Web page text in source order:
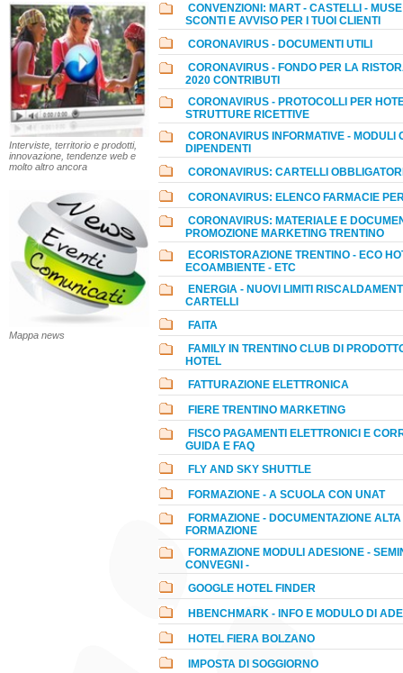
Interviste, territorio e prodotti,
innovazione, tendenze web e
molto altro ancora
Mappa news
CONVENZIONI: MART - CASTELLI -
SCONTI E AVVISO PER I TUOI CLIENTI
CORONAVIRUS - DOCUMENTI UTILI
CORONAVIRUS - FONDO PER LA
2020 CONTRIBUTI
CORONAVIRUS - PROTOCOLLI PER
STRUTTURE RICETTIVE
CORONAVIRUS INFORMATIVE - MODULI
DIPENDENTI
CORONAVIRUS: CARTELLI
CORONAVIRUS: ELENCO FARMACIE
CORONAVIRUS: MATERIALE E
PROMOZIONE MARKETING TRENTINO
ECORISTORAZIONE TRENTINO - ECO
ECOAMBIENTE - ETC
ENERGIA - NUOVI LIMITI
CARTELLI
FAITA
FAMILY IN TRENTINO CLUB DI
HOTEL
FATTURAZIONE ELETTRONICA
FIERE TRENTINO MARKETING
FISCO PAGAMENTI ELETTRONICI E
GUIDA E FAQ
FLY AND SKY SHUTTLE
FORMAZIONE - A SCUOLA CON UNAT
FORMAZIONE - DOCUMENTAZIONE ALTA
FORMAZIONE
FORMAZIONE MODULI ADESIONE -
CONVEGNI -
GOOGLE HOTEL FINDER
HBENCHMARK - INFO E MODULO DI
HOTEL FIERA BOLZANO
IMPOSTA DI SOGGIORNO